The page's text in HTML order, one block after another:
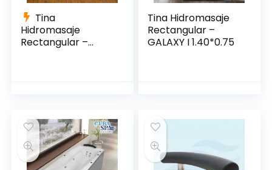
Tina
Hidromasaje
Rectangular –
Tina Hidromasaje
Rectangular –
GALAXY I 1.40*0.75